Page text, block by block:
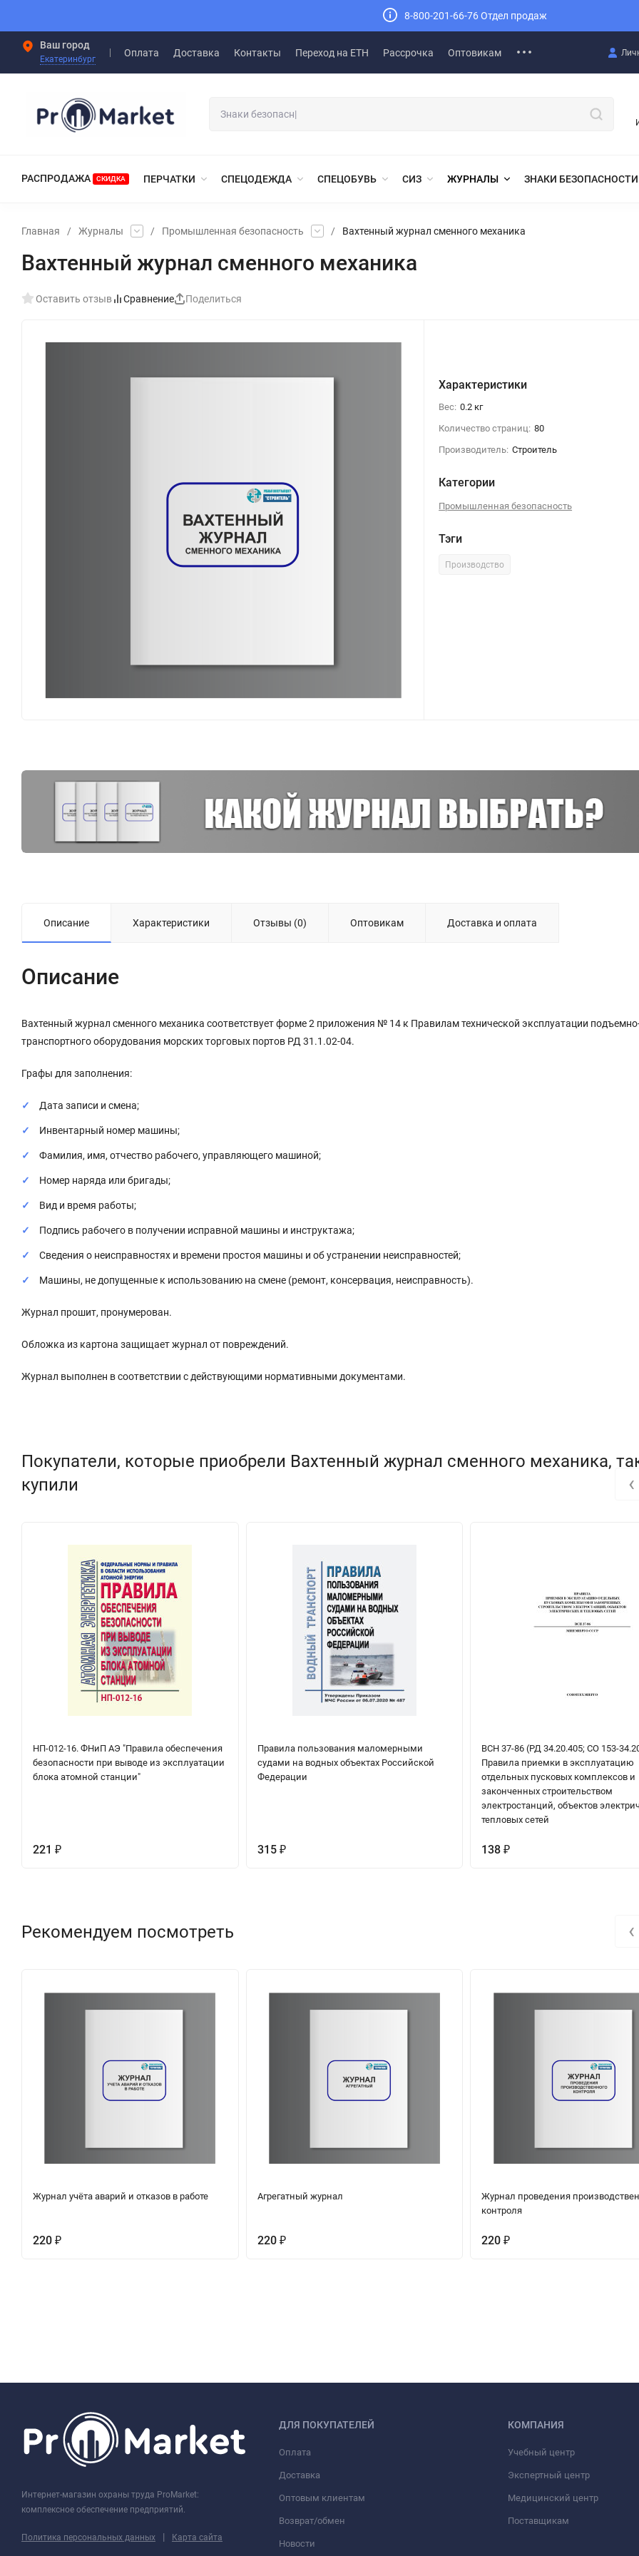
8-800-201-66-76 Отдел продаж
Ваш город
Екатеринбург
Оплата Доставка Контакты Переход на ЕТН Рассрочка Оптовикам
РАСПРОДАЖА СКИДКА ПЕРЧАТКИ СПЕЦОДЕЖДА СПЕЦОБУВЬ СИЗ ЖУРНАЛЫ ЗНАКИ БЕЗОПАСНОСТИ
Главная / Журналы / Промышленная безопасность / Вахтенный журнал сменного механика
Вахтенный журнал сменного механика
Оставить отзыв Сравнение Поделиться
Характеристики
Вес: 0.2 кг
Количество страниц: 80
Производитель: Строитель
Категории
Промышленная безопасность
Тэги
Производство
Описание Характеристики Отзывы (0) Оптовикам Доставка и оплата
Описание
Вахтенный журнал сменного механика соответствует форме 2 приложения № 14 к Правилам технической эксплуатации
транспортного оборудования морских торговых портов РД 31.1.02-04.
Графы для заполнения:
Дата записи и смена;
Инвентарный номер машины;
Фамилия, имя, отчество рабочего, управляющего машиной;
Номер наряда или бригады;
Вид и время работы;
Подпись рабочего в получении исправной машины и инструктажа;
Сведения о неисправностях и времени простоя машины и об устранении неисправностей;
Машины, не допущенные к использованию на смене (ремонт, консервация, неисправность).
Журнал прошит, пронумерован.
Обложка из картона защищает журнал от повреждений.
Журнал выполнен в соответствии с действующими нормативными документами.
Покупатели, которые приобрели Вахтенный журнал сменного механика,
купили
НП-012-16. ФНиП АЭ "Правила обеспечения
безопасности при выводе из эксплуатации
блока атомной станции"
221 ₽
Правила пользования маломерными
судами на водных объектах Российской
Федерации
315 ₽
ВСН 37-86 (РД 34.20.405; СО 153-
Правила приемки в эксплуатацию
отдельных пусковых комплексов и
законченных строительством
электростанций, объектов
тепловых сетей
138₽
‹
Рекомендуем посмотреть
Журнал учёта аварий и отказов в работе
220 ₽
Агрегатный журнал
220 ₽
Журнал проведения
контроля
220₽
‹
Интернет-магазин охраны труда ProMarket:
комплексное обеспечение предприятий.
Политика персональных данных | Карта сайта
ДЛЯ ПОКУПАТЕЛЕЙ
Оплата
Доставка
Оптовым клиентам
Возврат/обмен
Новости
КОМПАНИЯ
Учебный центр
Экспертный центр
Медицинский центр
Поставщикам